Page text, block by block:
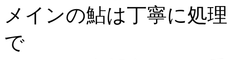
メインの鮎は丁寧に処
で